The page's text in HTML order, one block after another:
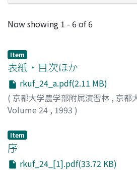
Recent Submissions
Now showing 1 - 6 of 6
Item
表紙・目次ほか
rkuf_24_a.pdf(2.11 MB)
( 京都大学農学部附属演習林 , 京都
Volume 24 , 1993 )
Item
序
rkuf_24_[1].pdf(33.72 KB)